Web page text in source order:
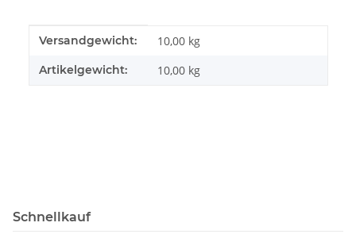
Produkteigenschaft
Wert
Versandgewicht: 10,00 kg
Artikelgewicht: 10,00 kg
Schnellkauf